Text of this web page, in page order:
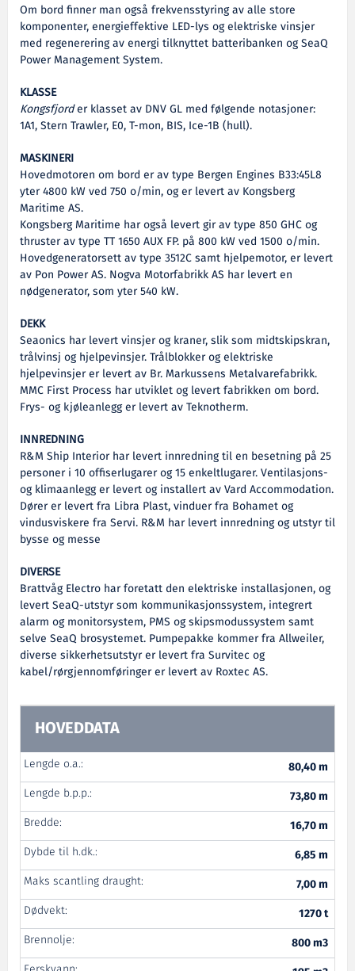
Om bord finner man også frekvensstyring av alle store
komponenter, energieffektive LED-lys og elektriske vinsjer
med regenerering av energi tilknyttet batteribanken og SeaQ
Power Management System.
KLASSE
Kongsfjorder klasset av DNV GL med følgende notasjoner:
1A1, Stern Trawler, E0, T-mon, BIS, Ice-1B (hull).
MASKINERI
Hovedmotoren om bord er av type Bergen Engines B33:45L8
yter 4800 kW ved 750 o/min, og er levert av Kongsberg
Maritime AS.
Kongsberg Maritime har også levert gir av type 850 GHC og
thruster av type TT 1650 AUX FP. på 800 kW ved 1500 o/min.
Hovedgeneratorsett av type 3512C samt hjelpemotor, er levert
av Pon Power AS. Nogva Motorfabrikk AS har levert en
nødgenerator, som yter 540 kW.
DEKK
Seaonics har levert vinsjer og kraner, slik som midtskipskran,
trålvinsj og hjelpevinsjer. Trålblokker og elektriske
hjelpevinsjer er levert av Br. Markussens Metalvarefabrikk.
MMC First Process har utviklet og levert fabrikken om bord.
Frys- og kjøleanlegg er levert av Teknotherm.
INNREDNING
R&M Ship Interior har levert innredning til en besetning på 25
personer i 10 offiserlugarer og 15 enkeltlugarer. Ventilasjons-
og klimaanlegg er levert og installert av Vard Accommodation.
Dører er levert fra Libra Plast, vinduer fra Bohamet og
vindusviskere fra Servi. R&M har levert innredning og utstyr til
bysse og messe
DIVERSE
Brattvåg Electro har foretatt den elektriske installasjonen, og
levert SeaQ-utstyr som kommunikasjonssystem, integrert
alarm og monitorsystem, PMS og skipsmodussystem samt
selve SeaQ brosystemet. Pumpepakke kommer fra Allweiler,
diverse sikkerhetsutstyr er levert fra Survitec og
kabel/rørgjennomføringer er levert av Roxtec AS.
HOVEDDATA
Lengde o.a.:
80,40 m
Lengde b.p.p.:
73,80 m
Bredde:
16,70 m
Dybde til h.dk.:
6,85 m
Maks scantling draught:
7,00 m
Dødvekt:
1270 t
Brennolje:
800 m3